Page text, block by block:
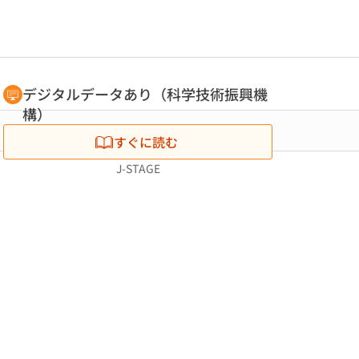
デジタルデータあり（科学技術振興機
構）
すぐに読む
J-STAGE